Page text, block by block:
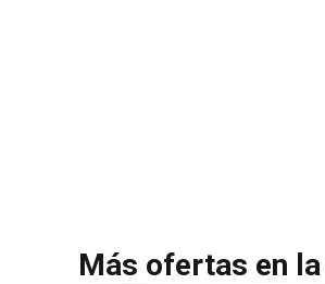
Más ofertas en